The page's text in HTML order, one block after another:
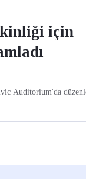
için
Auditorium'da